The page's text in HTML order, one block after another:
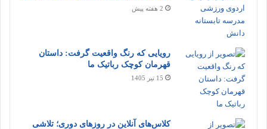
2 هفته پیش
رویایی که رنگ واقعیت گرفت: داستان
قهرمان کوچک رباتیک ما
15 تیر 1405
کلاس‌های آنلاین در روزهای دوری؛ تلاشی